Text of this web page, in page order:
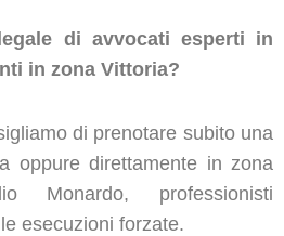
di avvocati esperti in
in zona Vittoria?
di prenotare subito una
oppure direttamente in zona
Monardo, professionisti
esecuzioni forzate.